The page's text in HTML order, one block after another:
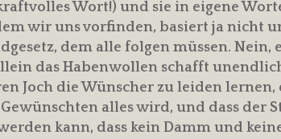
Wort!) und sie in eigene
wir uns vorfinden, basiert ja nicht
dem alle folgen müssen. Nein,
das Habenwollen schafft
Joch die Wünscher zu leiden
alles wird, und dass der
kann, dass kein Damm und